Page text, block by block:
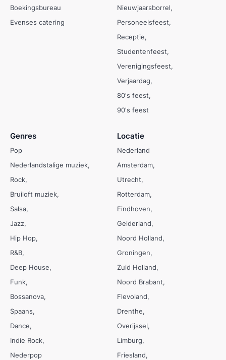
Boekingsbureau
Evenses catering
Nieuwjaarsborrel
Personeelsfeest
Receptie
Studentenfeest
Verenigingsfeest
Verjaardag
80's feest
90's feest
Genres
Pop
Nederlandstalige muziek
Rock
Bruiloft muziek
Salsa
Jazz
Hip Hop
R&B
Deep House
Funk
Bossanova
Spaans
Dance
Indie Rock
Nederpop
Locatie
Nederland
Amsterdam
Utrecht
Rotterdam
Eindhoven
Gelderland
Noord Holland
Groningen
Zuid Holland
Noord Brabant
Flevoland
Drenthe
Overijssel
Limburg
Friesland